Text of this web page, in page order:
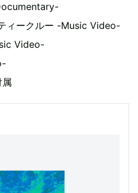
ィークルー -Music Video-
Video-